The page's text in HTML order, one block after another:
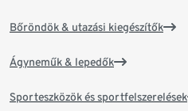
Bőröndök & utazási kiegészítők
Ágyneműk & lepedők
Sporteszközök és sportfelszerelések